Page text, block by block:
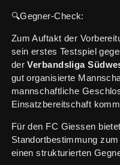
🔍Gegner-Check:
Zum Auftakt der
sein erstes Testspiel
derVerbandsliga
gut organisierte
mannschaftliche
Einsatzbereitschaft
Für den FC Giessen
Standortbestimmung
einen strukturierten